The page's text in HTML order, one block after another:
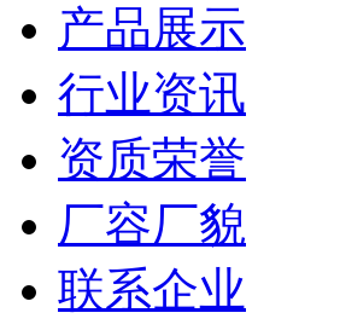
产品展示
行业资讯
资质荣誉
厂容厂貌
联系企业